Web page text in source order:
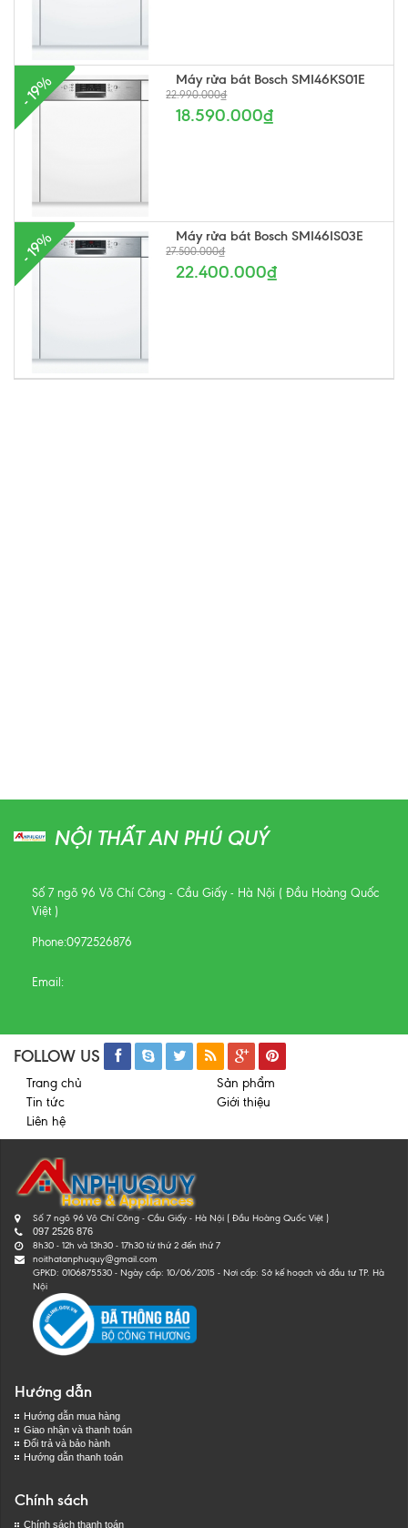
- 19% Máy rửa bát Bosch SMI46KS01E
22.990.000₫
18.590.000₫
- 19% Máy rửa bát Bosch SMI46IS03E
27.500.000₫
22.400.000₫
NỘI THẤT AN PHÚ QUÝ
Số 7 ngõ 96 Võ Chí Công - Cầu Giấy - Hà Nội ( Đầu Hoàng Quốc
Việt )
Phone:0972526876
Email:
FOLLOW US
Trang chủ
Sản phẩm
Tin tức
Giới thiệu
Liên hệ
Số 7 ngõ 96 Võ Chí Công - Cầu Giấy - Hà Nội ( Đầu Hoàng Quốc Việt )
097 2526 876
8h30 - 12h và 13h30 - 17h30 từ thứ 2 đến thứ 7
noithatanphuquy@gmail.com
GPKD: 0106875530 - Ngày cấp: 10/06/2015 - Nơi cấp: Sở kế hoạch và đầu tư TP. Hà
Nội
Hướng dẫn
Hướng dẫn mua hàng
Giao nhận và thanh toán
Đổi trả và bảo hành
Hướng dẫn thanh toán
Chính sách
Chính sách thanh toán